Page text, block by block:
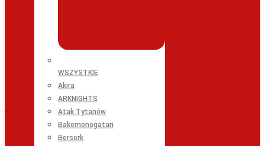
WSZYSTKIE
Akira
ARKNIGHTS
Atak Tytanów
Bakemonogatari
Berserk